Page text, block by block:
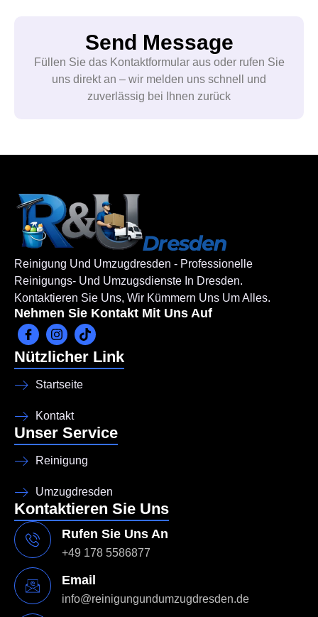
Send Message
Füllen Sie das Kontaktformular aus oder rufen Sie
uns direkt an – wir melden uns schnell und
zuverlässig bei Ihnen zurück
Reinigung Und Umzugdresden - Professionelle
Reinigungs- Und Umzugsdienste In Dresden.
Kontaktieren Sie Uns, Wir Kümmern Uns Um Alles.
Nehmen Sie Kontakt Mit Uns Auf
Nützlicher Link
Startseite
Kontakt
Unser Service
Reinigung
Umzugdresden
Kontaktieren Sie Uns
Rufen Sie Uns An
+49 178 5586877
Email
info@reinigungundumzugdresden.de